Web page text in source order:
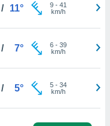
/ 11° 9- 41
km/h
/ 7° 6- 39
km/h
/ 5° 5- 34
km/h